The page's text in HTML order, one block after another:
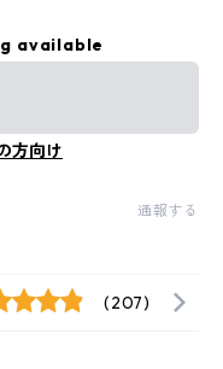
available
方向け
通報する
(207)